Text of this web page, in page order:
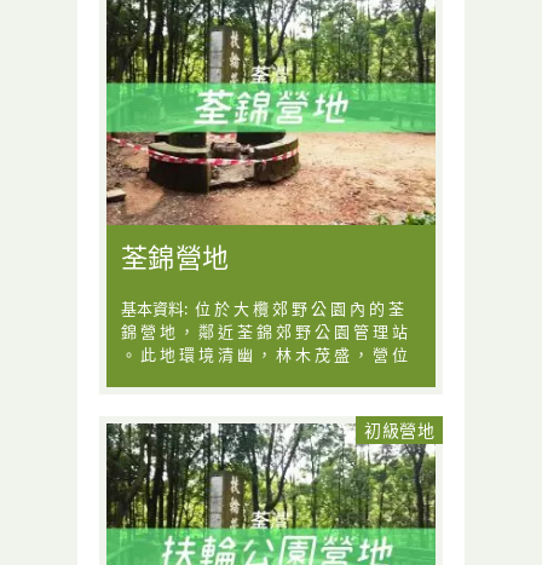
荃錦營地
基本資料: 位 於 大 欖 郊 野 公 園 內 的 荃
錦 營 地 ， 鄰 近 荃 錦 郊 野 公 園 管 理 站
。 此 地 環 境 清 幽 ， 林 木 茂 盛 ， 營 位
初級營地